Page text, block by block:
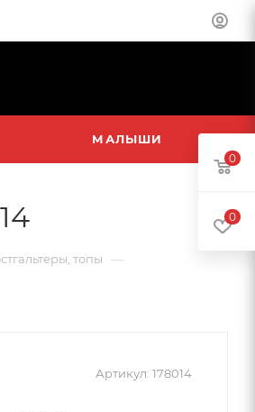
МАЛЫШИ
топы —
Артикул: 178014
0
0